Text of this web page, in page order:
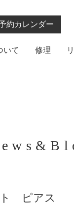
約カレンダー
いて 修理
ト ピアス